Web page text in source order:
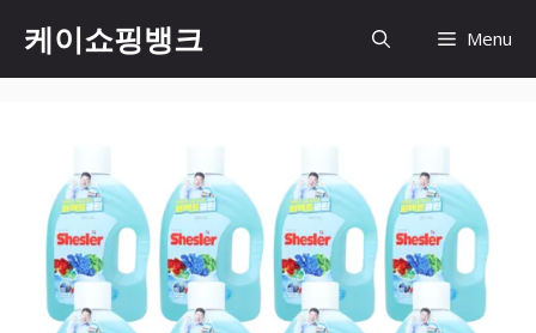
content
케이쇼핑뱅크 Menu